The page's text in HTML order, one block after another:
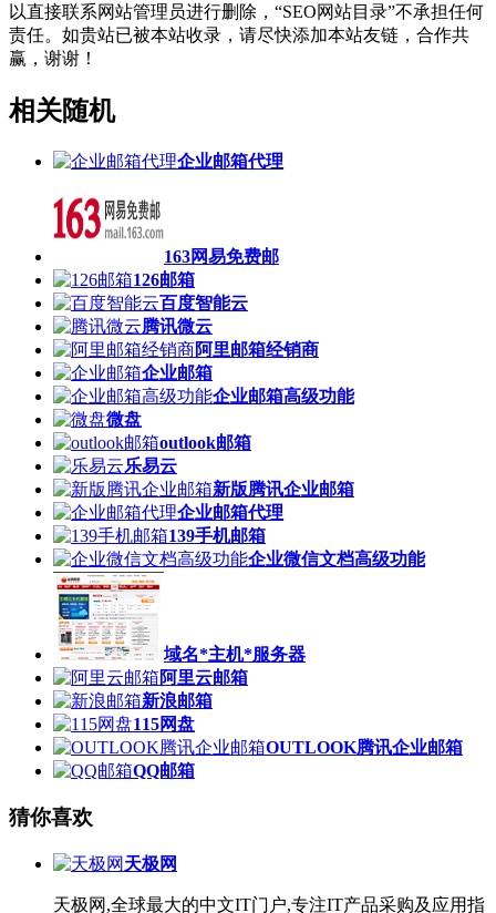
以直接联系网站管理员进行删除，“SEO网站目录”不承担任何
责任。如贵站已被本站收录，请尽快添加本站友链，合作共
赢，谢谢！
相关随机
企业邮箱代理
163网易免费邮
126邮箱
百度智能云
腾讯微云
阿里邮箱经销商
企业邮箱
企业邮箱高级功能
微盘
outlook邮箱
乐易云
新版腾讯企业邮箱
企业邮箱代理
139手机邮箱
企业微信文档高级功能
域名*主机*服务器
阿里云邮箱
新浪邮箱
115网盘
OUTLOOK腾讯企业邮箱
QQ邮箱
猜你喜欢
天极网
天极网,全球最大的中文IT门户,专注IT产品采购及应用指